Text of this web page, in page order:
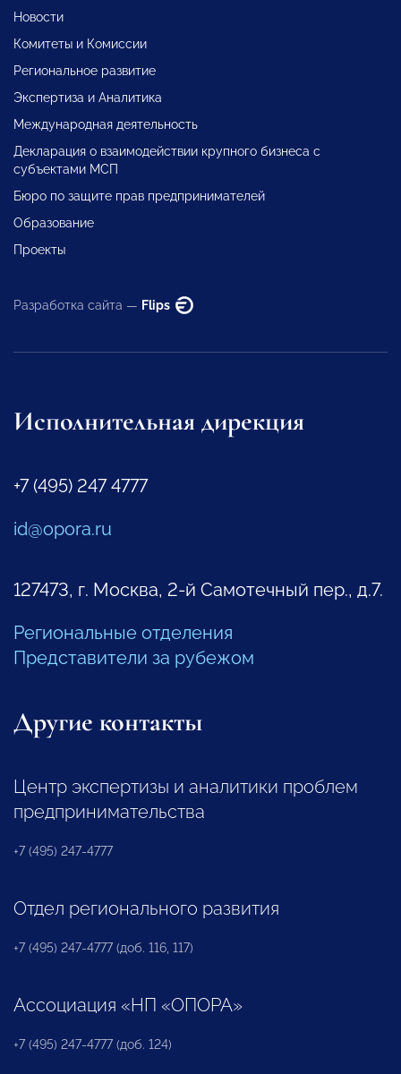
Новости
Комитеты и Комиссии
Региональное развитие
Экспертиза и Аналитика
Международная деятельность
Декларация о взаимодействии крупного бизнеса с
субъектами МСП
Бюро по защите прав предпринимателей
Образование
Проекты
Разработка сайта — Flips
Исполнительная дирекция
+7 (495) 247 4777
id@opora.ru
127473, г. Москва, 2-й Самотечный пер., д.7.
Региональные отделения
Представители за рубежом
Другие контакты
Центр экспертизы и аналитики проблем
предпринимательства
+7 (495) 247-4777
Отдел регионального развития
+7 (495) 247-4777 (доб. 116, 117)
Ассоциация «НП «ОПОРА»
+7 (495) 247-4777 (доб. 124)